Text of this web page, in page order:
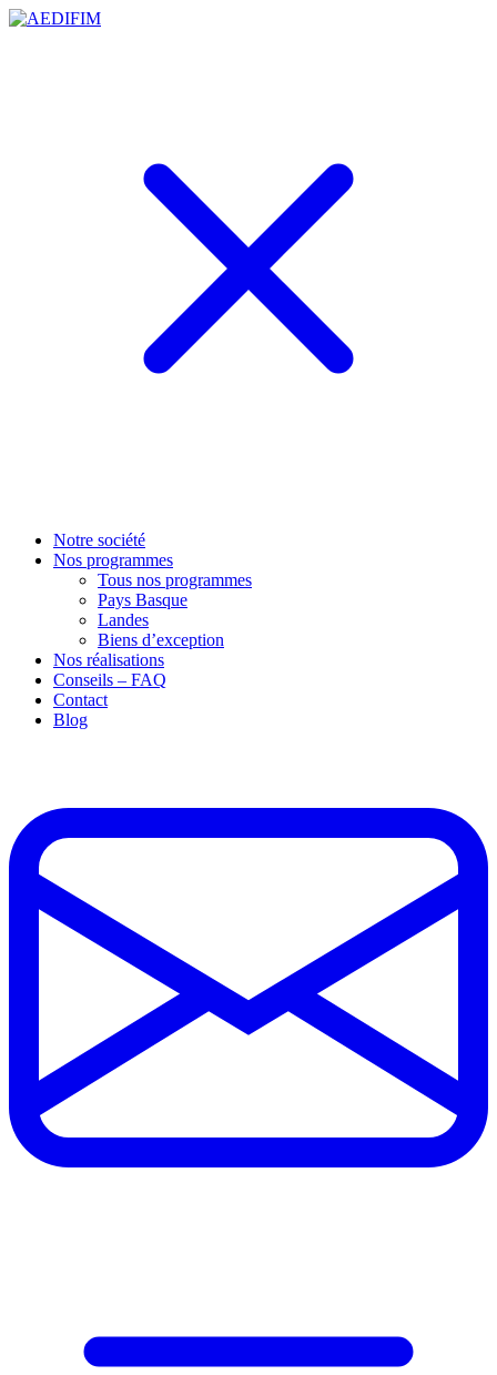
Notre société
Nos programmes
Tous nos programmes
Pays Basque
Landes
Biens d’exception
Nos réalisations
Conseils – FAQ
Contact
Blog